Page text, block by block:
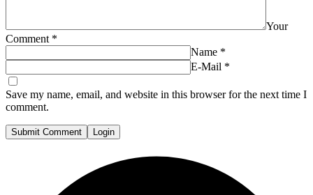
Your
Comment *
Name *
E-Mail *
Save my name, email, and website in this browser for the next time I
comment.
Submit Comment Login